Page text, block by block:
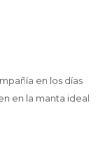
en los días
en la manta ideal